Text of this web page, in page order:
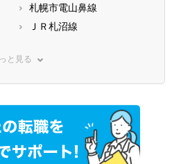
札幌市電山鼻線
ＪＲ札沼線
ＪＲ石勝線(南千歳－新得)
函館市電本線
と見る